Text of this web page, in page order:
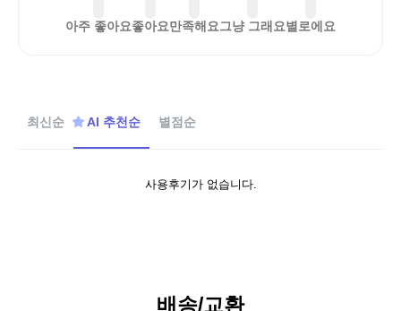
아주 좋아요좋아요만족해요그냥 그래요별로에요
최신순 AI 추천순 별점순
사용후기가 없습니다.
배송/교환